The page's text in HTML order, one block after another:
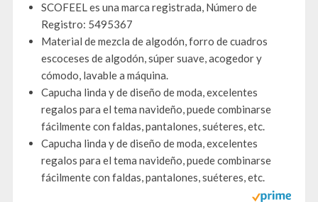
SCOFEEL es una marca registrada, Número de
Registro: 5495367
Material de mezcla de algodón, forro de cuadros
escoceses de algodón, súper suave, acogedor y
cómodo, lavable a máquina.
Capucha linda y de diseño de moda, excelentes
regalos para el tema navideño, puede combinarse
fácilmente con faldas, pantalones, suéteres, etc.
Capucha linda y de diseño de moda, excelentes
regalos para el tema navideño, puede combinarse
fácilmente con faldas, pantalones, suéteres, etc.